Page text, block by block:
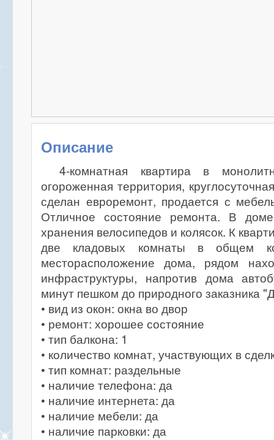
Описание
4-комнатная квартира в
огороженная территория,
сделан евроремонт, продается с
Отличное состояние ремонта. В
хранения велосипедов и колясок. К
две кладовых комнаты в общем
месторасположение дома, рядом
инфраструктуры, напротив дома
минут пешком до природного заказника
• вид из окон: окна во двор
• ремонт: хорошее состояние
• тип балкона: 1
• количество комнат, участвующих в
• тип комнат: раздельные
• наличие телефона: да
• наличие интернета: да
• наличие мебели: да
• наличие парковки: да